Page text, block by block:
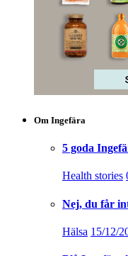
Om Ingefära
5 goda
Health stories
Nej, du får
Hälsa 15/12/